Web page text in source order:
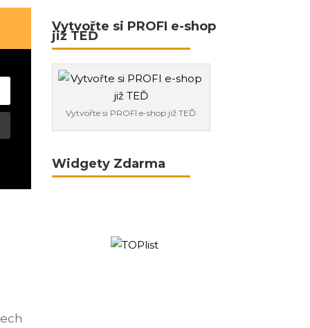
Vytvořte si PROFI e-shop
již TEĎ
Vytvořte si PROFI e-shop již TEĎ
Widgety Zdarma